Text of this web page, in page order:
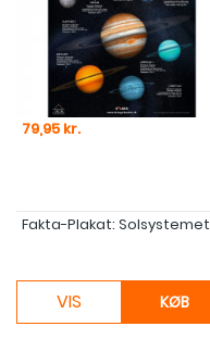
Pris
79,95 kr.
Fakta-Plakat: Solsystemet
VIS KØB